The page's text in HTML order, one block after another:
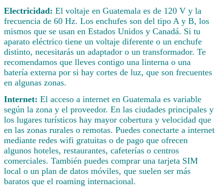
Electricidad: El voltaje en Guatemala es de 120 V y la
frecuencia de 60 Hz. Los enchufes son del tipo A y B, los
mismos que se usan en Estados Unidos y Canadá. Si tu
aparato eléctrico tiene un voltaje diferente o un enchufe
distinto, necesitarás un adaptador o un transformador. Te
recomendamos que lleves contigo una linterna o una
batería externa por si hay cortes de luz, que son frecuentes
en algunas zonas.
Internet: El acceso a internet en Guatemala es variable
según la zona y el proveedor. En las ciudades principales y
los lugares turísticos hay mayor cobertura y velocidad que
en las zonas rurales o remotas. Puedes conectarte a internet
mediante redes wifi gratuitas o de pago que ofrecen
algunos hoteles, restaurantes, cafeterías o centros
comerciales. También puedes comprar una tarjeta SIM
local o un plan de datos móviles, que suelen ser más
baratos que el roaming internacional.